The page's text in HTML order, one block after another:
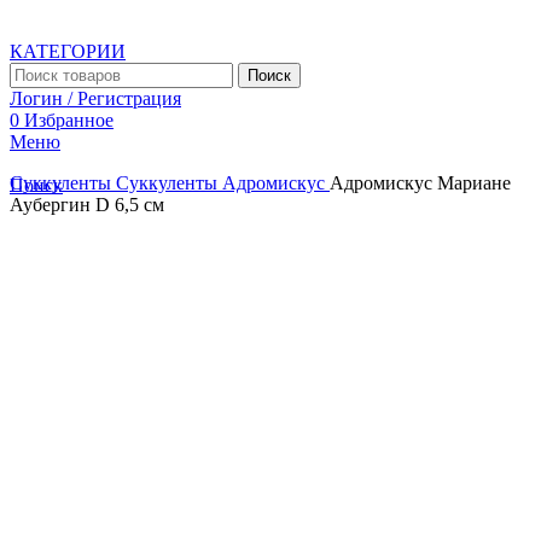
КАТЕГОРИИ
Поиск
Логин / Регистрация
0 Избранное
Меню
Поиск
Суккуленты Суккуленты Адромискус Адромискус Мариане
Аубергин D 6,5 см